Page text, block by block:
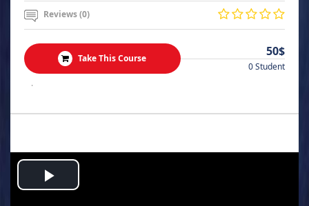
Reviews (0)
Take This Course 50$
0 Student
.
Play